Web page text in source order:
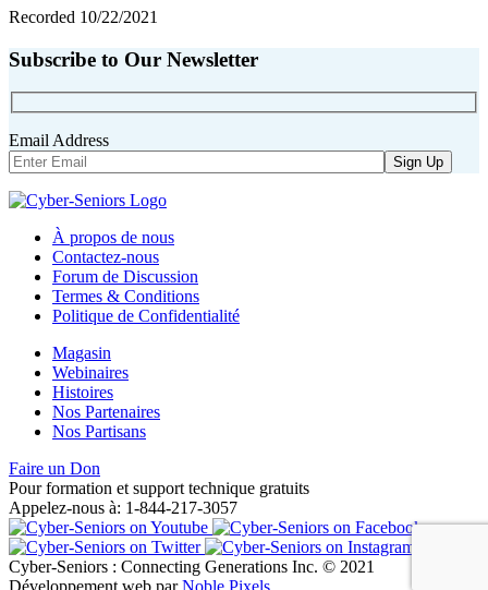
Recorded 10/22/2021
Subscribe to Our Newsletter
Email Address
À propos de nous
Contactez-nous
Forum de Discussion
Termes & Conditions
Politique de Confidentialité
Magasin
Webinaires
Histoires
Nos Partenaires
Nos Partisans
Faire un Don
Pour formation et support technique gratuits
Appelez-nous à: 1-844-217-3057
Cyber-Seniors : Connecting Generations Inc. © 2021
Développement web parNoble Pixels